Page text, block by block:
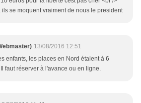
ils se moquent vraiment de nous le president
13/08/2016 12:51
enfants, les places en Nord étaient à 6
faut réserver à l'avance ou en ligne.